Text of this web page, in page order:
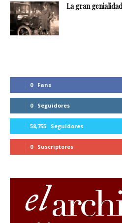
La gran
0 Fans
0 Seguidores
58,755 Seguidores
0 Suscriptores